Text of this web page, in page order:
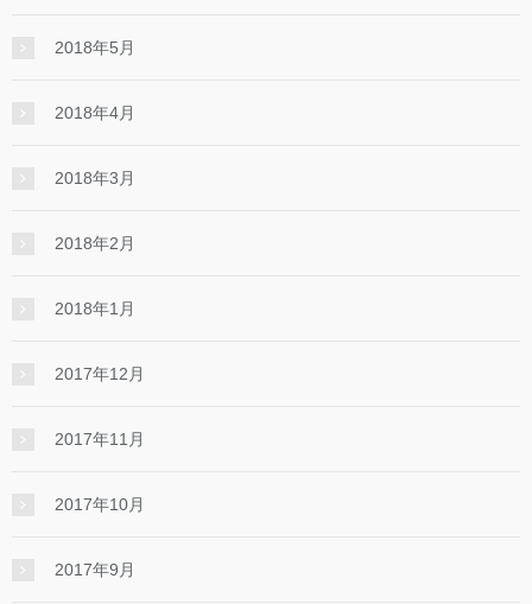
2018年5月
2018年4月
2018年3月
2018年2月
2018年1月
2017年12月
2017年11月
2017年10月
2017年9月